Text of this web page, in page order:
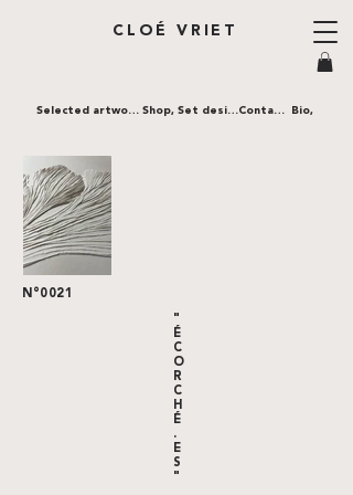
CLOÉ VRIET
Contact,
Selected artworks, Shop, Set design, Bio,
N°0021
"
É
C
O
R
C
H
É
.
E
S
"